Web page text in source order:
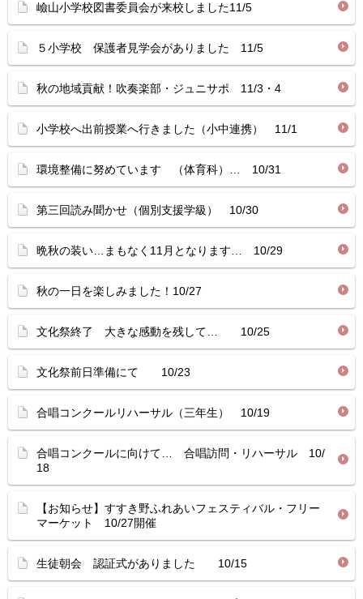
嶮山小学校図書委員会が来校しました11/5
５小学校 保護者見学会がありました 11/5
秋の地域貢献！吹奏楽部・ジュニサポ 11/3・4
小学校へ出前授業へ行きました（小中連携） 11/1
環境整備に努めています （体育科）… 10/31
第三回読み聞かせ（個別支援学級） 10/30
晩秋の装い…まもなく11月となります… 10/29
秋の一日を楽しみました！10/27
文化祭終了 大きな感動を残して… 10/25
文化祭前日準備にて 10/23
合唱コンクールリハーサル（三年生） 10/19
合唱コンクールに向けて… 合唱訪問・リハーサル 10/
18
【お知らせ】すすき野ふれあいフェスティバル・フリー
マーケット 10/27開催
生徒朝会 認証式がありました 10/15